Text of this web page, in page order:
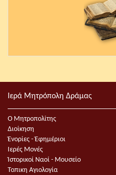
Ιερά Μητρόπολη Δράμας
Ο Μητροπολίτης
Διοίκηση
Ἐνορίες - Ἐφημέριοι
Ιερές Μονές
Ἱστορικοί Ναοί - Μουσείο
Τοπικη Αγιολογία